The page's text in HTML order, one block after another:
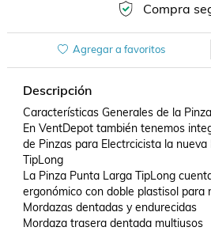
Compra
Agregar a favoritos
Descripción
Características Generales de la
En VentDepot también tenemos
de Pinzas para Electrcicista la
TipLong
La Pinza Punta Larga TipLong
ergonómico con doble plastisol para
Mordazas dentadas y endurecidas
Mordaza trasera dentada multiusos